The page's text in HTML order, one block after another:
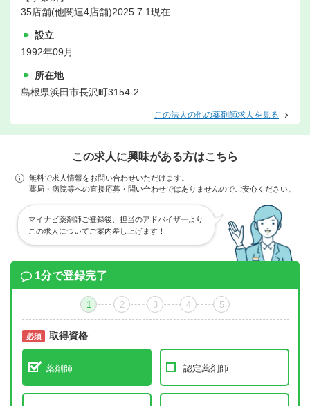
35店舗(他関連4店舗)2025.7.1現在
設立
1992年09月
所在地
島根県浜田市長沢町3154-2
この法人の他の薬剤師求人を見る
この求人に興味がある方はこちら
無料で求人情報をお問い合わせいただけます。
薬局・病院等への直接応募・問い合わせではありませんのでご安心ください。
マイナビ薬剤師ご登録後、担当のアドバイザーより
この求人についてご案内差し上げます！
1分で登録完了
1 2 3 4 5
必須 取得資格
薬剤師 認定薬剤師